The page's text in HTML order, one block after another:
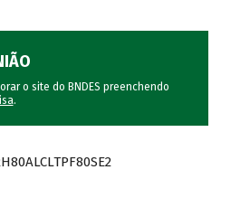
o site do BNDES preenchendo
.